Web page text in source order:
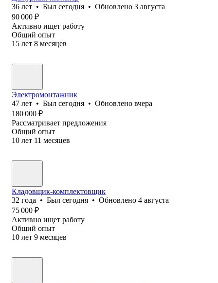
36 лет • Был сегодня • Обновлено 3 августа
90 000 ₽
Активно ищет работу
Общий опыт
15 лет 8 месяцев
Электромонтажник
47 лет • Был сегодня • Обновлено вчера
180 000 ₽
Рассматривает предложения
Общий опыт
10 лет 11 месяцев
Кладовщик-комплектовщик
32 года • Был сегодня • Обновлено 4 августа
75 000 ₽
Активно ищет работу
Общий опыт
10 лет 9 месяцев